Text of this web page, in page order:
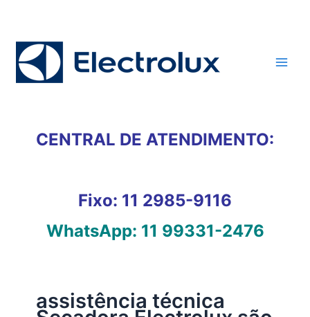
conteúdo
CENTRAL DE ATENDIMENTO:
Fixo: 11 2985-9116
WhatsApp: 11 99331-2476
assistência técnica